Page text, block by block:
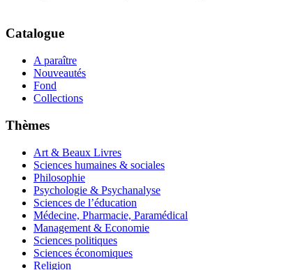
Catalogue
A paraître
Nouveautés
Fond
Collections
Thèmes
Art & Beaux Livres
Sciences humaines & sociales
Philosophie
Psychologie & Psychanalyse
Sciences de l’éducation
Médecine, Pharmacie, Paramédical
Management & Economie
Sciences politiques
Sciences économiques
Religion